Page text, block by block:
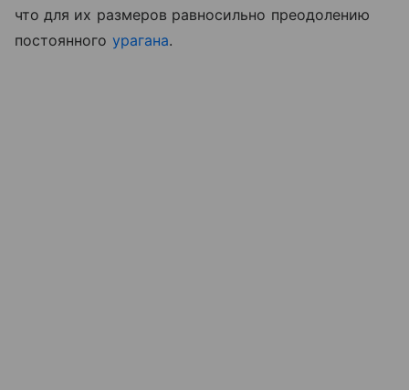
что для их размеров равносильно преодолению
постоянного урагана.